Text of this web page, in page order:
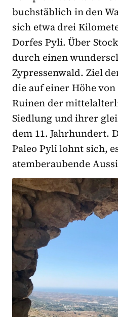
buchstäblich in den
sich etwa drei
Dorfes Pyli. Über
durch einen
Zypressenwald. Ziel
die auf einer Höhe
Ruinen der
Siedlung und ihrer
dem 11. Jahrhundert.
Paleo Pyli lohnt sich,
atemberaubende